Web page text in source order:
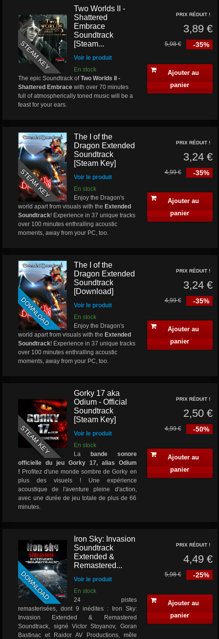
STEAM KEY
Two Worlds II -
Shattered
Embrace
Soundtrack
[Steam...
Voir le produit
En stock
The epic Soundtrack ofTwo Worlds II -
Shattered Embrace with over 70 minutes
full of atmospherically toned music will be a
feast for your ears.
PRIX RÉDUIT !
3,89 €
-35%
5,98 €
Ajouter au
panier
STEAM KEY
The I of the
Dragon Extended
Soundtrack
[Steam Key]
Voir le produit
En stock
Enjoy the Dragon's
world apart from visuals with the Extended
Soundtrack! Experience in 37 unique tracks
over 100 minutes enthralling acoustic
moments, away from your PC, too.
PRIX RÉDUIT !
3,24 €
-35%
4,99 €
Ajouter au
panier
DOWNLOAD
The I of the
Dragon Extended
Soundtrack
[Download]
Voir le produit
En stock
Enjoy the Dragon's
world apart from visuals with the Extended
Soundtrack! Experience in 37 unique tracks
over 100 minutes enthralling acoustic
moments, away from your PC, too.
PRIX RÉDUIT !
3,24 €
-35%
4,99 €
Ajouter au
panier
STEAM KEY
Gorky 17 aka
Odium - Official
Soundtrack
[Steam Key]
Voir le produit
En stock
La
bande sonore
officielle du jeu Gorky 17, alias Odium
! Profitez d'une monde sombre de Gorky en
plus des visuels ! Une expérience
acoustique de l'aventure pleine d'action,
avec une durée de jeu totale de plus de 66
minutes.
PRIX RÉDUIT !
2,50 €
-50%
4,99 €
Ajouter au
panier
DOWNLOAD
Iron Sky: Invasion
Soundtrack
Extended &
Remastered...
Voir le produit
En stock
24 pistes
remasterisées, dont 9 inédites : Iron Sky:
Invasion Extended & Remastered
Soundtrack, signé Victor Stoyanov, Goran
Bastinac et Raidor AV Productions, mêle
PRIX RÉDUIT !
4,49 €
-25%
5,98 €
Ajouter au
panier